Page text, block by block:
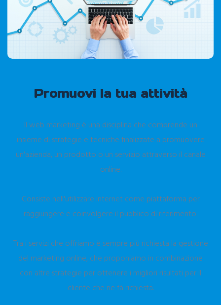
Promuovi la tua attività
Il web marketing è una disciplina che comprende un
insieme di strategie e tecniche finalizzate a promuovere
un'azienda, un prodotto o un servizio attraverso il canale
online.
Consiste nell'utilizzare internet come piattaforma per
raggiungere e coinvolgere il pubblico di riferimento.
Tra i servizi che offriamo è sempre più richiesta la gestione
del marketing online, che proponiamo in combinazione
con altre strategie per ottenere i migliori risultati per il
cliente che ne fà richiesta.